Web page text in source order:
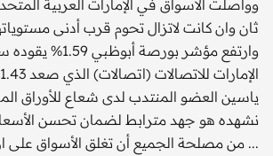
وواصلت الأسواق في الإمارات العربية
ثان وان كانت لاتزال تحوم قرب أدنى
وارتفع مؤشر بورصة
ياسين العضو المنتدب لدى شعاع للأوراق
نشهده هو جهد مترابط لضمان تحسن الأسعار
... من مصلحة الجميع أن تغلق الأسواق على